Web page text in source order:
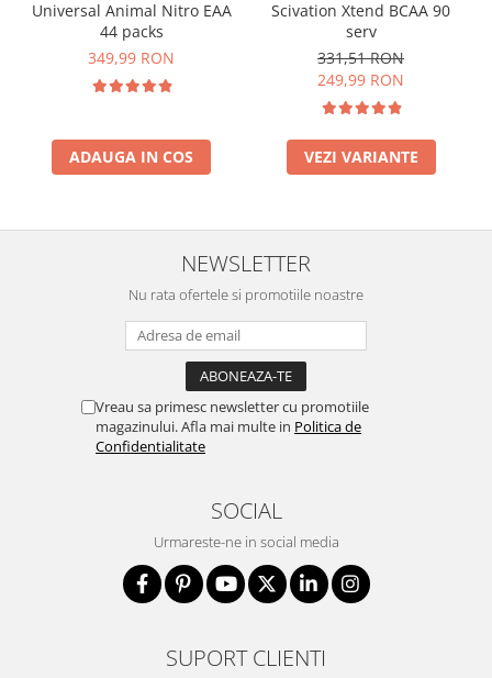
Universal Animal Nitro EAA
44 packs
349,99 RON
ADAUGA IN COS
Scivation Xtend BCAA 90
serv
331,51 RON
249,99 RON
VEZI VARIANTE
NEWSLETTER
Nu rata ofertele si promotiile noastre
Vreau sa primesc newsletter cu promotiile
magazinului. Afla mai multe in Politica de
Confidentialitate
SOCIAL
Urmareste-ne in social media
SUPORT CLIENTI